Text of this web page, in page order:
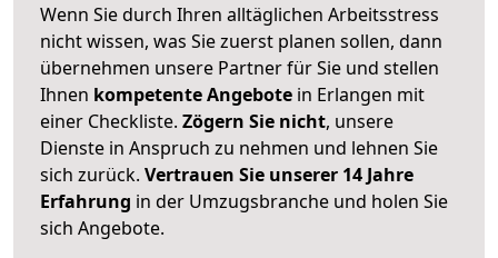
Wenn Sie durch Ihren alltäglichen Arbeitsstress
nicht wissen, was Sie zuerst planen sollen, dann
übernehmen unsere Partner für Sie und stellen
Ihnen kompetente Angebote in Erlangen mit
einer Checkliste. Zögern Sie nicht, unsere
Dienste in Anspruch zu nehmen und lehnen Sie
sich zurück. Vertrauen Sie unserer 14 Jahre
Erfahrung in der Umzugsbranche und holen Sie
sich Angebote.